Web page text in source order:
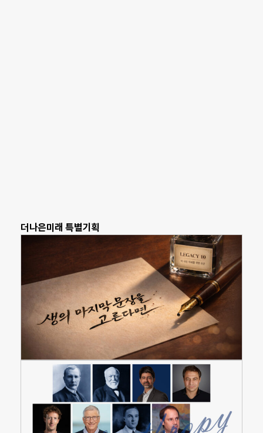
더나은미래 특별기획